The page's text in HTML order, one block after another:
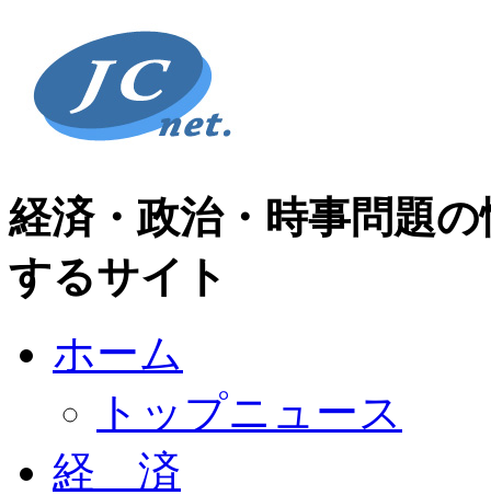
経済・政治・時事問題
するサイト
ホーム
トップニュース
経 済